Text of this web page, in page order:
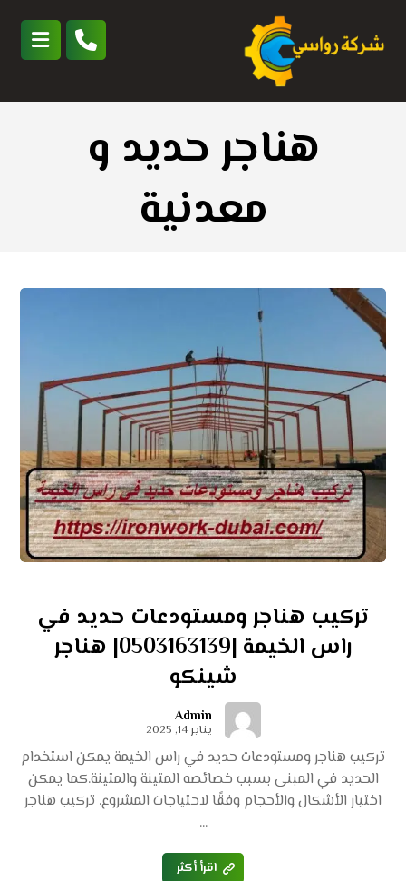
هناجر حديد و
معدنية
تركيب هناجر ومستودعات حديد في
راس الخيمة |0503163139| هناجر
شينكو
Admin
يناير 14, 2025
تركيب هناجر ومستودعات حديد في راس الخيمة يمكن استخدام
الحديد في المبنى بسبب خصائصه المتينة والمتينة.كما يمكن
اختيار الأشكال والأحجام وفقًا لاحتياجات المشروع. تركيب هناجر
...
اقرأ أكثر